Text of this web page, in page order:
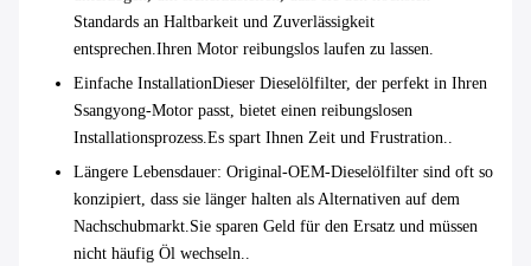
Standards an Haltbarkeit und Zuverlässigkeit
entsprechen.Ihren Motor reibungslos laufen zu lassen.
Einfache InstallationDieser Dieselölfilter, der perfekt in Ihren
Ssangyong-Motor passt, bietet einen reibungslosen
Installationsprozess.Es spart Ihnen Zeit und Frustration..
Längere Lebensdauer: Original-OEM-Dieselölfilter sind oft so
konzipiert, dass sie länger halten als Alternativen auf dem
Nachschubmarkt.Sie sparen Geld für den Ersatz und müssen
nicht häufig Öl wechseln..